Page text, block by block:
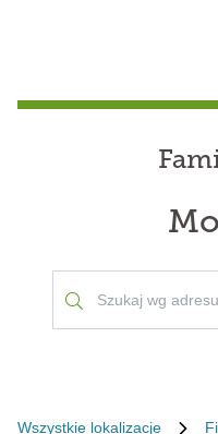
Wszystkie lokalizacje